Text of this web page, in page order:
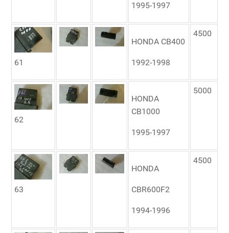
1995-1997
61
HONDA CB400
1992-1998
4500
62
HONDA
CB1000
1995-1997
5000
63
HONDA
CBR600F2
1994-1996
4500